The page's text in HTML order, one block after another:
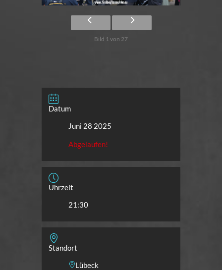
Bild 1 von 27
Datum
Juni 28 2025
Abgelaufen!
Uhrzeit
21:30
Standort
Lübeck